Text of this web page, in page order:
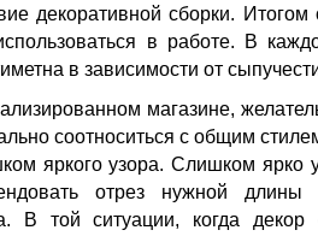
декоративной сборки.
в работе. В
в зависимости от
магазине,
соотноситься с общим
яркого узора. Слишком ярко
отрез нужной
В той ситуации, когда декор